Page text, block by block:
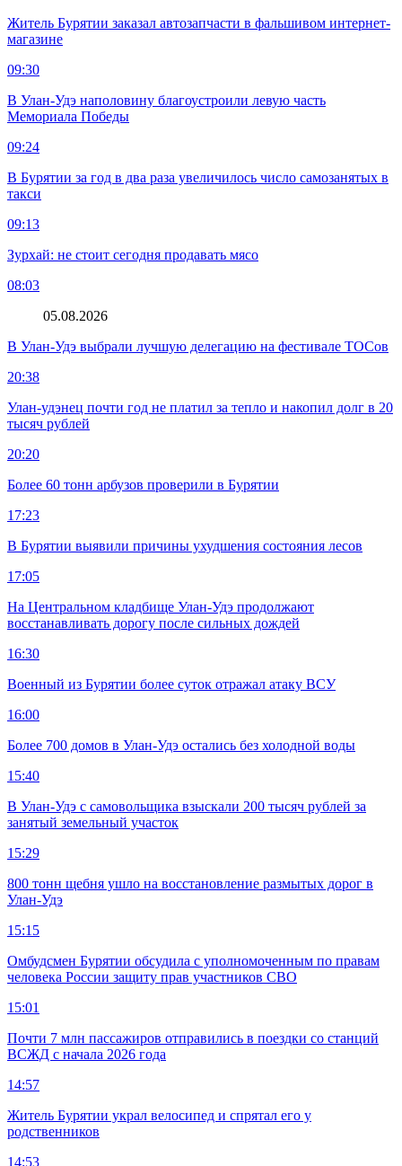
Житель Бурятии заказал автозапчасти в фальшивом интернет-
магазине
09:30
В Улан-Удэ наполовину благоустроили левую часть
Мемориала Победы
09:24
В Бурятии за год в два раза увеличилось число самозанятых в
такси
09:13
Зурхай: не стоит сегодня продавать мясо
08:03
05.08.2026
В Улан-Удэ выбрали лучшую делегацию на фестивале ТОСов
20:38
Улан-удэнец почти год не платил за тепло и накопил долг в 20
тысяч рублей
20:20
Более 60 тонн арбузов проверили в Бурятии
17:23
В Бурятии выявили причины ухудшения состояния лесов
17:05
На Центральном кладбище Улан-Удэ продолжают
восстанавливать дорогу после сильных дождей
16:30
Военный из Бурятии более суток отражал атаку ВСУ
16:00
Более 700 домов в Улан-Удэ остались без холодной воды
15:40
В Улан-Удэ с самовольщика взыскали 200 тысяч рублей за
занятый земельный участок
15:29
800 тонн щебня ушло на восстановление размытых дорог в
Улан-Удэ
15:15
Омбудсмен Бурятии обсудила с уполномоченным по правам
человека России защиту прав участников СВО
15:01
Почти 7 млн пассажиров отправились в поездки со станций
ВСЖД с начала 2026 года
14:57
Житель Бурятии украл велосипед и спрятал его у
родственников
14:53